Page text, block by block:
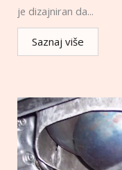
je dizajniran da...
Saznaj više